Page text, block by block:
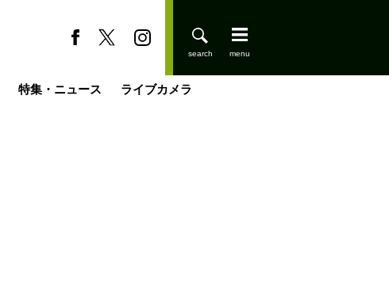
特集・ニュース ライブカメラ